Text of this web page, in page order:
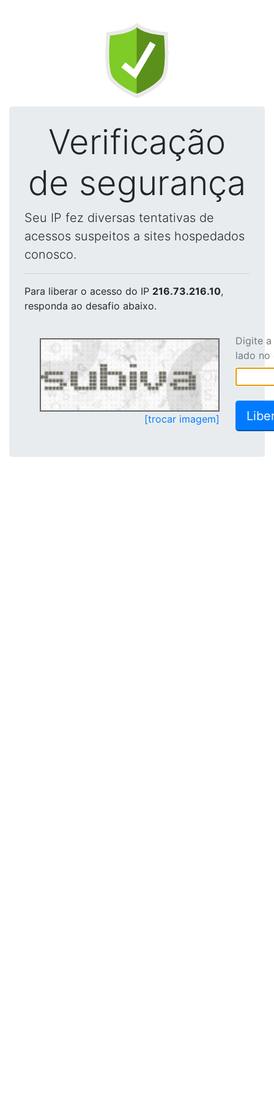
Verificação
de segurança
Seu IP fez diversas tentativas de
acessos suspeitos a sites hospedados
conosco.
Para liberar o acesso do IP 216.73.216.10,
responda ao desafio abaixo.
[trocar imagem]
Digite
lado no